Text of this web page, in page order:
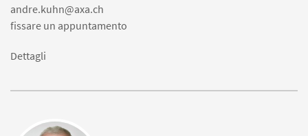
andre.kuhn@axa.ch
fissare un appuntamento
Dettagli